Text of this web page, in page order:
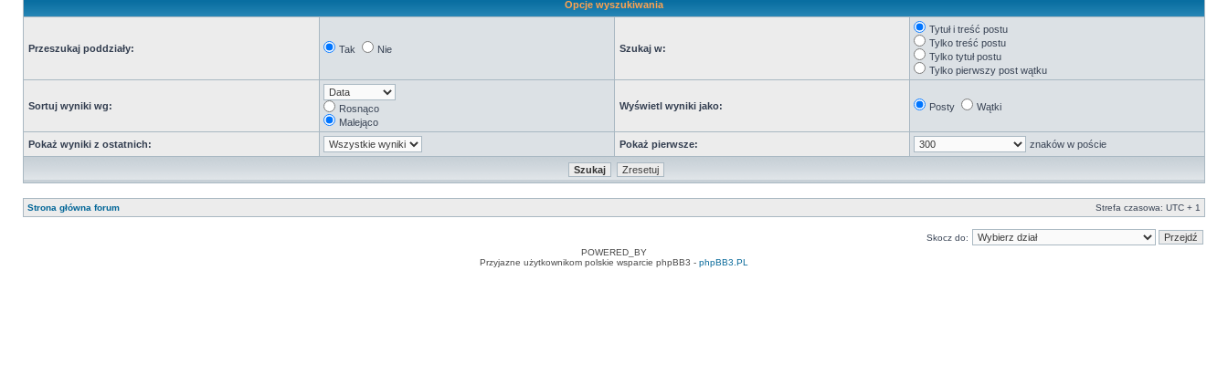
Opcje wyszukiwania
Przeszukaj poddziały: Tak Nie Szukaj w:
Tytuł i treść postu
Tylko treść postu
Tylko tytuł postu
Tylko pierwszy post wątku
Sortuj wyniki wg:
Rosnąco
Malejąco
Wyświetl wyniki jako: Posty Wątki
Pokaż wyniki z ostatnich: Pokaż pierwsze: znaków w poście
Strona główna forum Strefa czasowa: UTC + 1
Skocz do:
POWERED_BY
Przyjazne użytkownikom polskie wsparcie phpBB3 - phpBB3.PL